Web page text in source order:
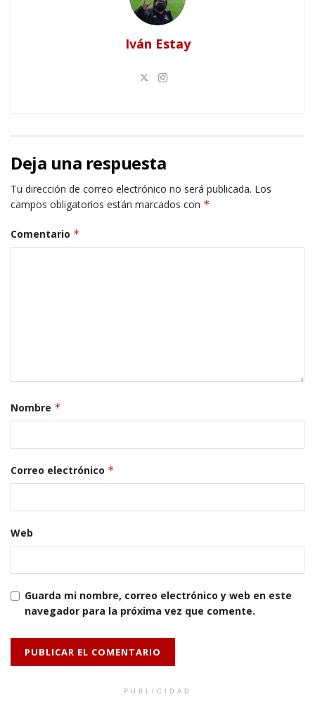
Iván Estay
Deja una respuesta
Tu dirección de correo electrónico no será publicada. Los
campos obligatorios están marcados con *
Comentario *
Nombre *
Correo electrónico *
Web
Guarda mi nombre, correo electrónico y web en este
navegador para la próxima vez que comente.
PUBLICIDAD